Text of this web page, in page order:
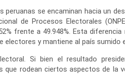
peruanas se encaminan hacia un
de Procesos Electorales
frente a 49.948%. Esta
electores y mantiene al país sumido
Si bien el resultado
que rodean ciertos aspectos de la